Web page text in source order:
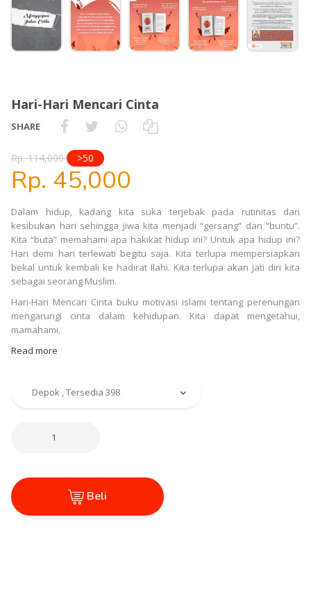
Hari-Hari Mencari Cinta
SHARE
Rp. 114,000 >50
Rp. 45,000
Dalam hidup, kadang kita suka terjebak pada rutinitas dan
kesibukan hari sehingga jiwa kita menjadi “gersang” dan “buntu”.
Kita “buta” memahami apa hakikat hidup ini? Untuk apa hidup ini?
Hari demi hari terlewati begitu saja. Kita terlupa mempersiapkan
bekal untuk kembali ke hadirat Ilahi. Kita terlupa akan jati diri kita
sebagai seorang Muslim.
Hari-Hari Mencari Cinta buku motivasi islami tentang perenungan
mengarungi cinta dalam kehidupan. Kita dapat mengetahui,
mamahami,
Read more
Beli